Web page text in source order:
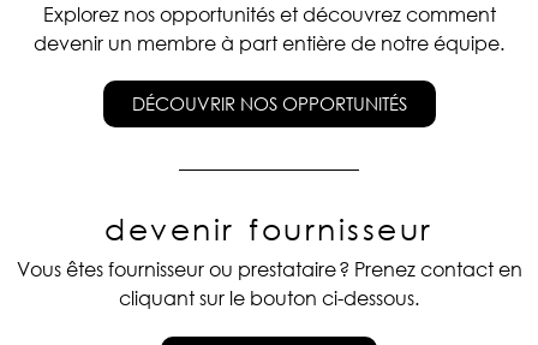
Explorez nos opportunités et découvrez comment
devenir un membre à part entière de notre équipe.
DÉCOUVRIR NOS OPPORTUNITÉS
devenir fournisseur
Vous êtes fournisseur ou prestataire ? Prenez contact en
cliquant sur le bouton ci-dessous.